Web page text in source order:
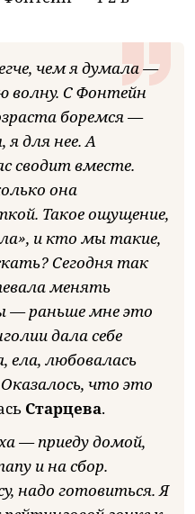
чем я думала —
волну. С Фонтейн
боремся —
я для нее. А
сводит вместе.
она
Такое ощущение,
и кто мы такие,
Сегодня так
менять
— раньше мне это
дала себе
ела, любовалась
что это
Старцева.
— приеду домой,
и на сбор.
надо готовиться. Я